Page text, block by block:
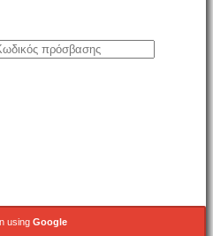
using Google